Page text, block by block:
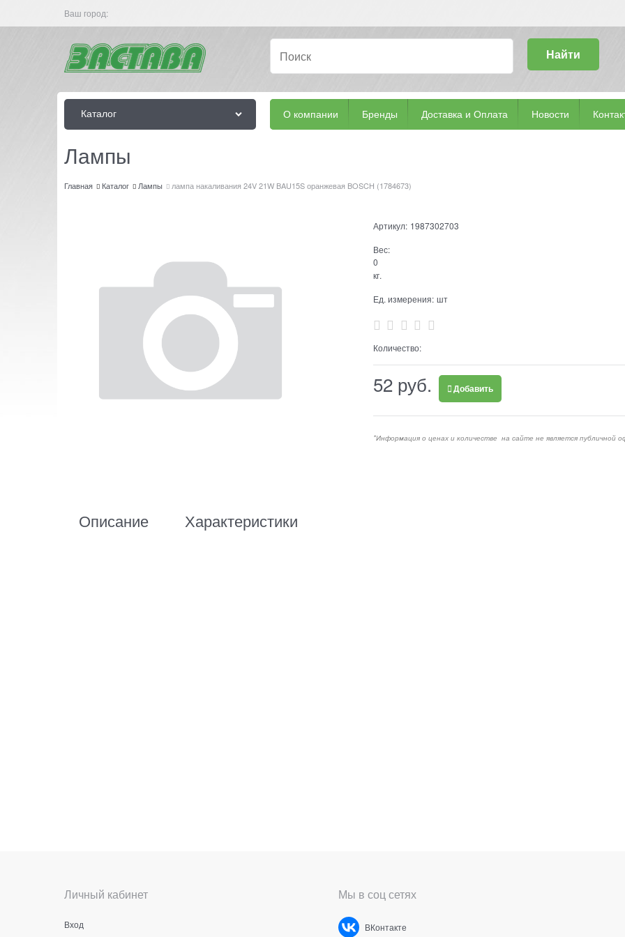
Ваш город:
Найти
Каталог О компании Бренды Доставка и Оплата Новости
Лампы
Главная Каталог Лампы лампа накаливания 24V 21W BAU15S оранжевая BOSCH (1784673)
Артикул: 1987302703
Вес:
0
кг.
Ед. измерения: шт
Количество:
52 руб. Добавить
*Информация о ценах и количестве на сайте не является публичной
Описание Характеристики
Личный кабинет
Вход
Мы в соц сетях
ВКонтакте